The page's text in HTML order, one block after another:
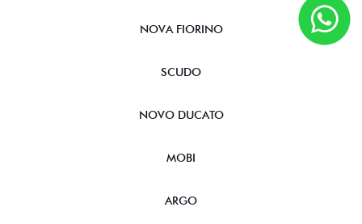
NOVA FIORINO
SCUDO
NOVO DUCATO
MOBI
ARGO